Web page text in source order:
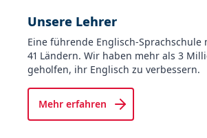
Unsere Lehrer
Eine führende Englisch-Sprachschule
41 Ländern. Wir haben mehr als 3
geholfen, ihr Englisch zu verbessern.
Mehr erfahren